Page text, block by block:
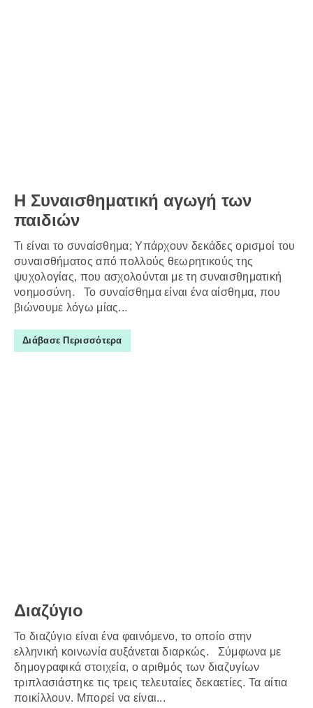
Η Συναισθηματική αγωγή των
παιδιών
Τι είναι το συναίσθημα; Υπάρχουν δεκάδες ορισμοί του
συναισθήματος από πολλούς θεωρητικούς της
ψυχολογίας, που ασχολούνται με τη συναισθηματική
νοημοσύνη. Το συναίσθημα είναι ένα αίσθημα, που
βιώνουμε λόγω μίας...
Διάβασε Περισσότερα
Διαζύγιο
Το διαζύγιο είναι ένα φαινόμενο, το οποίο στην
ελληνική κοινωνία αυξάνεται διαρκώς. Σύμφωνα με
δημογραφικά στοιχεία, ο αριθμός των διαζυγίων
τριπλασιάστηκε τις τρεις τελευταίες δεκαετίες. Τα αίτια
ποικίλλουν. Μπορεί να είναι...